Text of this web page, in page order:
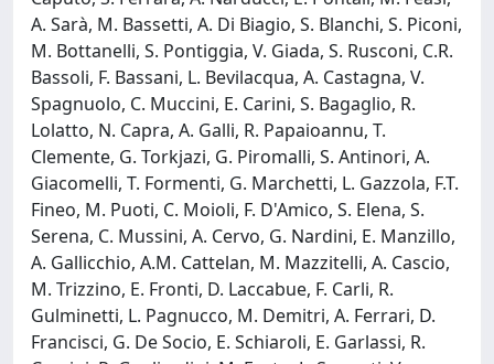
A. Sarà, M. Bassetti, A. Di Biagio, S. Blanchi, S. Piconi,
M. Bottanelli, S. Pontiggia, V. Giada, S. Rusconi, C.R.
Bassoli, F. Bassani, L. Bevilacqua, A. Castagna, V.
Spagnuolo, C. Muccini, E. Carini, S. Bagaglio, R.
Lolatto, N. Capra, A. Galli, R. Papaioannu, T.
Clemente, G. Torkjazi, G. Piromalli, S. Antinori, A.
Giacomelli, T. Formenti, G. Marchetti, L. Gazzola, F.T.
Fineo, M. Puoti, C. Moioli, F. D'Amico, S. Elena, S.
Serena, C. Mussini, A. Cervo, G. Nardini, E. Manzillo,
A. Gallicchio, A.M. Cattelan, M. Mazzitelli, A. Cascio,
M. Trizzino, E. Fronti, D. Laccabue, F. Carli, R.
Gulminetti, L. Pagnucco, M. Demitri, A. Ferrari, D.
Francisci, G. De Socio, E. Schiaroli, E. Garlassi, R.